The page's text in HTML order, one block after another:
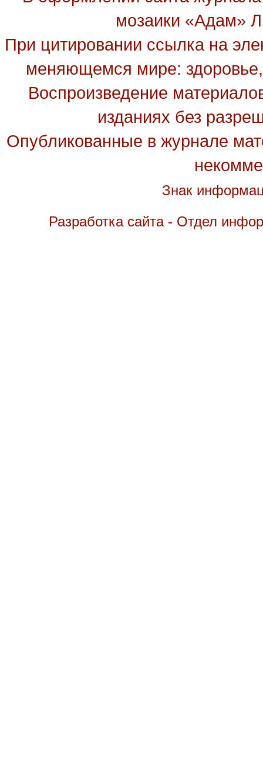
мозаики «Адам»
При цитировании ссылка на
меняющемся мире: здоровье,
Воспроизведение
изданиях без
Опубликованные в журнале
Знак
Разработка сайта - Отдел